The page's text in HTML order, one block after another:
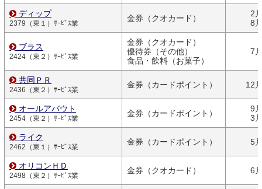
ディップ
2379（東１）ｻｰﾋﾞｽ業
金券（クオカード）
2
8
ブラス
2424（東２）ｻｰﾋﾞｽ業
金券（クオカード）
優待券（その他）
食品・飲料（お菓子）
7
共同ＰＲ
2436（東２）ｻｰﾋﾞｽ業
金券（カードポイント） 12
オールアバウト
2454（東２）ｻｰﾋﾞｽ業
金券（カードポイント）
9
3
ライク
2462（東１）ｻｰﾋﾞｽ業
金券（カードポイント） 5
オリコンＨＤ
2498（東２）ｻｰﾋﾞｽ業
金券（クオカード） 6